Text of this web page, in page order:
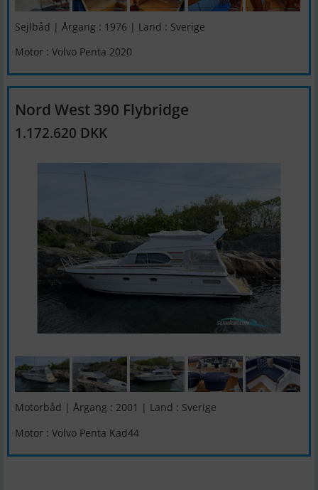
Sejlbåd | Årgang : 1976 | Land : Sverige
Motor : Volvo Penta 2020
Nord West 390 Flybridge
1.172.620 DKK
Motorbåd | Årgang : 2001 | Land : Sverige
Motor : Volvo Penta Kad44